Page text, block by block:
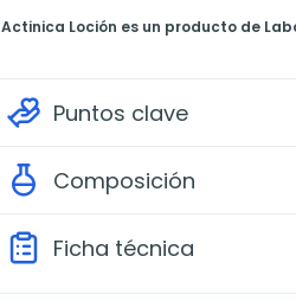
Actinica Loción es un producto de
Puntos clave
Composición
Ficha técnica